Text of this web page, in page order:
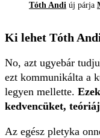
Tóth Andi új párja
Ki lehet Tóth
No, azt ugyebár
ezt kommunikálta a
legyen mellette.
kedvencüket,
Az egész pletyka